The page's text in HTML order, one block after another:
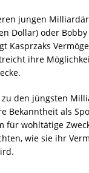
jungen
Dollar) oder
Kasprzaks
ihre
zu den jüngsten
Bekanntheit als
für wohltätige
wie sie ihr